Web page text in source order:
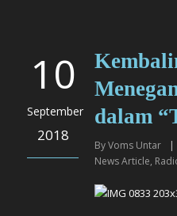
10
September
2018
dalam
ByVoms Untar |
News Article,